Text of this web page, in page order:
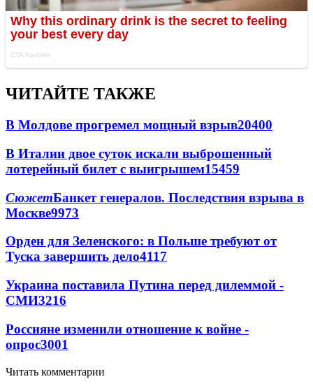
ЧИТАЙТЕ ТАКЖЕ
В Молдове прогремел мощный взрыв20400
В Италии двое суток искали выброшенный
лотерейный билет с выигрышем15459
СюжетБанкет генералов. Последствия взрыва в
Москве9973
Орден для Зеленского: в Польше требуют от
Туска завершить дело4117
Украина поставила Путина перед дилеммой -
СМИ3216
Россияне изменили отношение к войне -
опрос3001
Читать комментарии